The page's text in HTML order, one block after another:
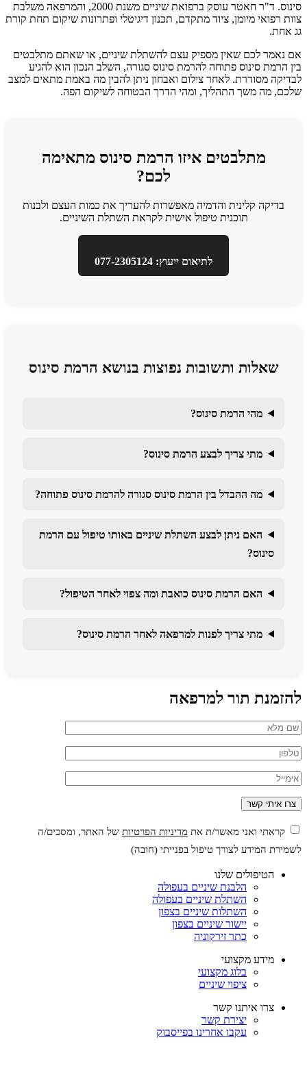
סינוס. ד"ר חאטר עוסק ברפואת שיניים משנת 2000, והמרפאה משלבת
צוות רפואי מיומן, ציוד מתקדם, תכנון דיגיטלי ופתרונות שיקום תחת קורת
גג אחת.
אם נאמר לכם שאין מספיק עצם להשתלת שיניים, או שאתם מתלבטים
בין הרמת סינוס פתוחה להרמת סינוס סגורה, השלב הנכון הוא להגיע
לבדיקה מסודרת. לאחר צילום ואבחון ניתן להבין מה באמת מתאים למצב
שלכם, מה משך התהליך, ומהי הדרך הבטוחה לשיקום הפה.
מתלבטים איזו הרמת סינוס מתאימה
לכם?
בדיקה קלינית והדמיה מאפשרות להעריך את כמות העצם ולבנות
תוכנית טיפול אישית לקראת השתלת השיניים.
לתיאום ייעוץ: 077-2305124
שאלות ותשובות נפוצות בנושא הרמת סינוס
מהי הרמת סינוס?
מתי צריך לבצע הרמת סינוס?
מה ההבדל בין הרמת סינוס סגורה להרמת סינוס פתוחה?
האם ניתן לבצע השתלת שיניים באותו טיפול עם הרמת
סינוס?
האם הרמת סינוס כואבת ומה צפוי לאחר הטיפול?
מתי צריך לפנות למרפאה לאחר הרמת סינוס?
להזמנת תור למרפאה
קראתי ואני מאשר/ת את מדיניות הפרטיות של האתר, ומסכים/ה
לשמירת המידע לצורך טיפול בפנייתי (חובה)
הטיפולים שלנו
הלבנת שיניים בעפולה
השתלת שיניים בעפולה
השתלות שיניים בצפון
יישור שיניים בצפון
כתר זירקוניה
מידע מקצועי
בלוג מקצועי
ציפוי שיניים
צרו איתנו קשר
יצירת קשר
עקבו אחרינו בפייסבוק